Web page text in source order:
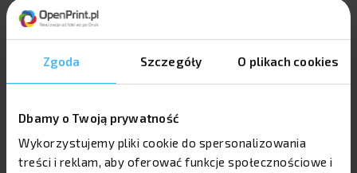
Zgoda Szczegóły O plikach cookies
Dbamy o Twoją prywatność
Wykorzystujemy pliki cookie do spersonalizowania
treści i reklam, aby oferować funkcje społecznościowe i